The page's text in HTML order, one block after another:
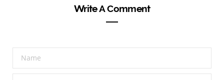
Write A Comment